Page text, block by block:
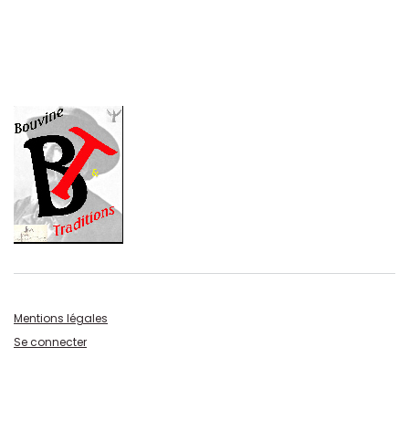
Mentions légales
Se connecter